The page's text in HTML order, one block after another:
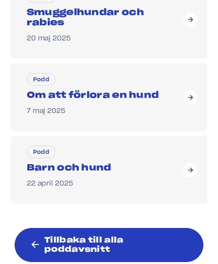
Smuggelhundar och
rabies
20 maj 2025
Podd
Om att förlora en hund
7 maj 2025
Podd
Barn och hund
22 april 2025
Tillbaka till alla
poddavsnitt